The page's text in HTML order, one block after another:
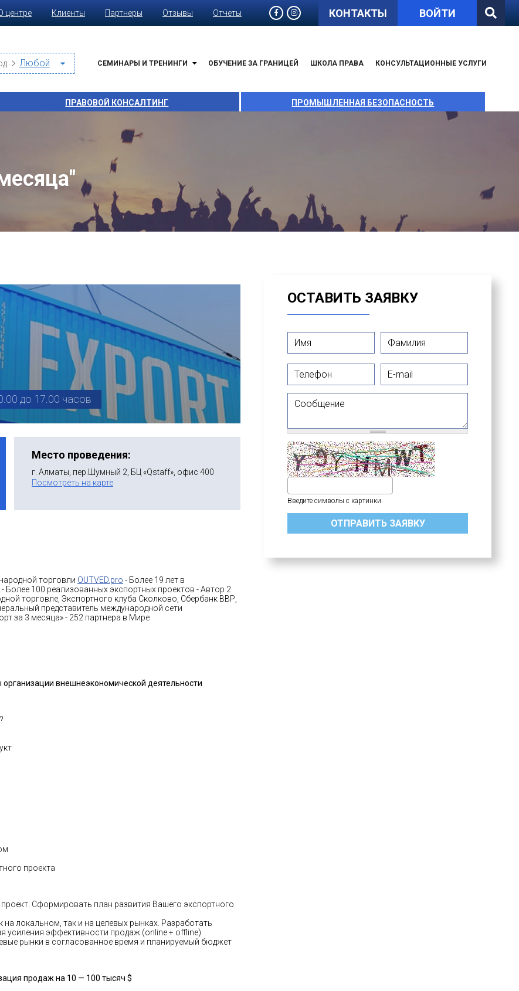
центре Клиенты Партнеры Отзывы Отчеты КОНТАКТЫ ВОЙТИ
СЕМИНАРЫ И ТРЕНИНГИ ОБУЧЕНИЕ ЗА ГРАНИЦЕЙ ШКОЛА ПРАВА КОНСУЛЬТАЦИОННЫЕ УСЛУГИ
ПРАВОВОЙ КОНСАЛТИНГ ПРОМЫШЛЕННАЯ БЕЗОПАСНОСТЬ
до 17.00 часов
Место проведения:
г. Алматы, пер.Шумный 2, БЦ «Qstaff», офис 400
Посмотреть на карте
торговли OUTVED.pro - Более 19 лет в
100 реализованных экспортных проектов - Автор 2
торговле, Экспортного клуба Сколково, Сбербанк ВВР,
представитель международной сети
за 3 месяца» - 252 партнера в Мире
организации внешнеэкономической деятельности
проекта
Сформировать план развития Вашего экспортного
локальном, так и на целевых рынках. Разработать
усиления эффективности продаж (online + offline)
рынки в согласованное время и планируемый бюджет
продаж на 10 — 100 тысяч $
ОСТАВИТЬ ЗАЯВКУ
Телефон
Сообщение
Введите символы с картинки.